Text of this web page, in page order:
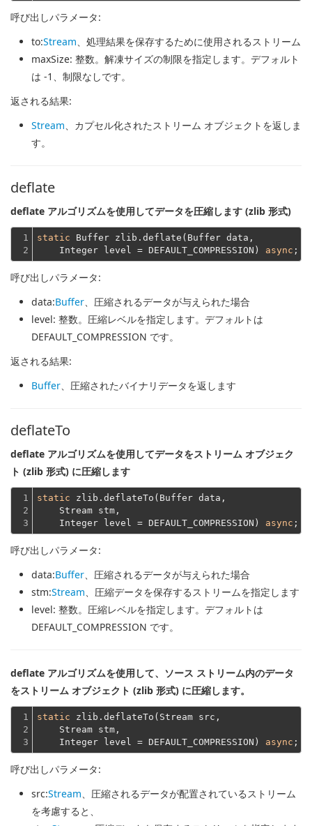
呼び出しパラメータ:
to:Stream、処理結果を保存するために使用されるストリーム
maxSize: 整数。解凍サイズの制限を指定します。デフォルト
は -1、制限なしです。
返される結果:
Stream、カプセル化されたストリーム オブジェクトを返しま
す。
deflate
deflate アルゴリズムを使用してデータを圧縮します (zlib 形式)
1
2
static Buffer zlib.deflate(Buffer data,
    Integer level = DEFAULT_COMPRESSION)
async
呼び出しパラメータ:
data:Buffer、圧縮されるデータが与えられた場合
level: 整数。圧縮レベルを指定します。デフォルトは
DEFAULT_COMPRESSION です。
返される結果:
Buffer、圧縮されたバイナリデータを返します
deflateTo
deflate アルゴリズムを使用してデータをストリーム オブジェク
ト (zlib 形式) に圧縮します
1
2
3
static zlib.deflateTo(Buffer data,
    Stream stm,
    Integer level = DEFAULT_COMPRESSION)
async
呼び出しパラメータ:
data:Buffer、圧縮されるデータが与えられた場合
stm:Stream、圧縮データを保存するストリームを指定します
level: 整数。圧縮レベルを指定します。デフォルトは
DEFAULT_COMPRESSION です。
deflate アルゴリズムを使用して、ソース ストリーム内のデータ
をストリーム オブジェクト (zlib 形式) に圧縮します。
1
2
3
static zlib.deflateTo(Stream src,
    Stream stm,
    Integer level = DEFAULT_COMPRESSION)
async
呼び出しパラメータ:
src:Stream、圧縮されるデータが配置されているストリーム
を考慮すると、